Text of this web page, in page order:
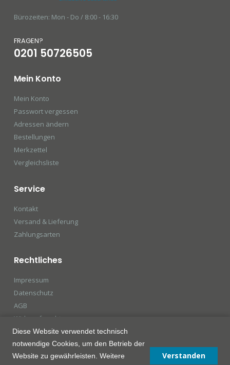
Bürozeiten: Mon - Do / 8:00 - 16:30
FRAGEN?
0201 50726505
Mein Konto
Mein Konto
Passwort vergessen
Adressen ändern
Bestellungen
Merkzettel
Vergleichsliste
Service
Kontakt
Versand & Lieferung
Zahlungsarten
Rechtliches
Impressum
Datenschutz
AGB
Widerrufsrecht
Diese Website verwendet technisch
notwendige Cookies, um den Betrieb der
Website zu gewährleisten. Weitere
Verstanden